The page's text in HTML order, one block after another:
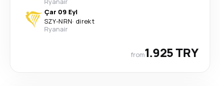
Çar 09 Eyl
SZY-NRN· direkt
Ryanair
from1.925 TRY